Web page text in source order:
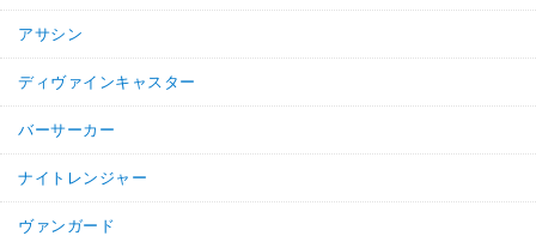
アサシン
ディヴァインキャスター
バーサーカー
ナイトレンジャー
ヴァンガード